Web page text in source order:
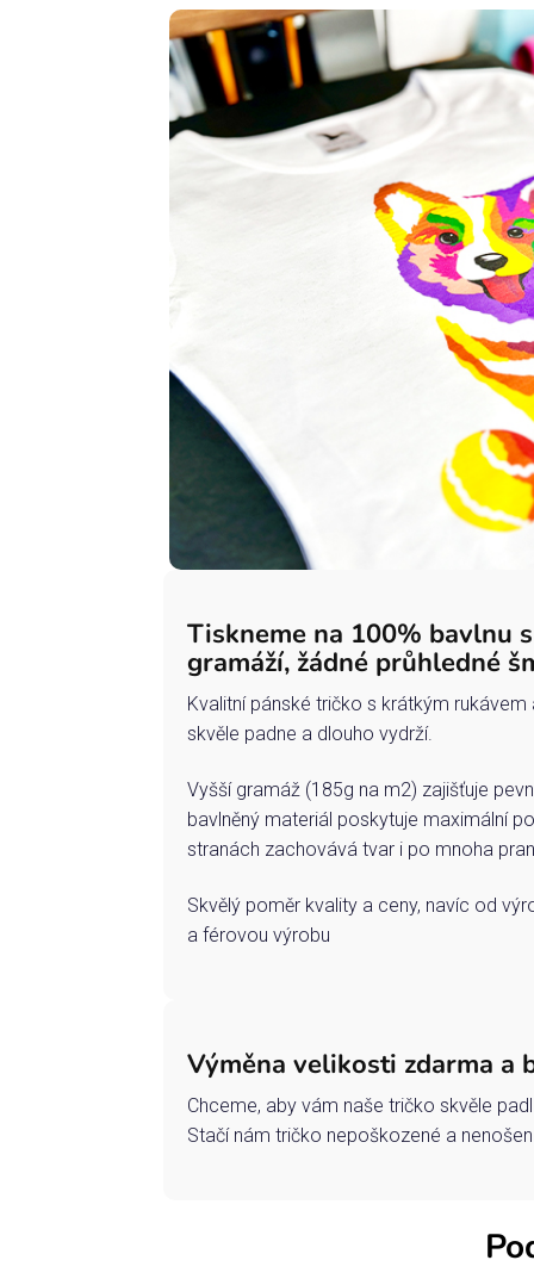
Tiskneme na 100% bavlnu
gramáží, žádné průhledné
Kvalitní pánské tričko s krátkým
skvěle padne a dlouho vydrží.
Vyšší gramáž (185g na m2) zajišťuje
bavlněný materiál poskytuje maximální
stranách zachovává tvar i po mnoha
Skvělý poměr kvality a ceny, navíc od
a férovou výrobu
Výměna velikosti zdarma a
Chceme, aby vám naše tričko skvěle
Stačí nám tričko nepoškozené a